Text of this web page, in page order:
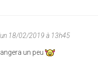
18/02/2019 à 13h45
un peu